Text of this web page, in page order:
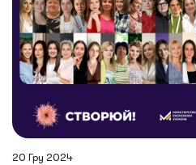
20 Гру 2024